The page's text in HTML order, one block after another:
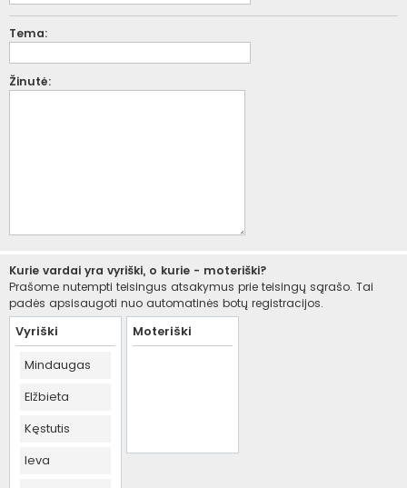
Tema:
Žinutė:
Kurie vardai yra vyriški, o kurie - moteriški?
Prašome nutempti teisingus atsakymus prie teisingų sąrašo. Tai
padės apsisaugoti nuo automatinės botų registracijos.
Vyriški
Mindaugas
Elžbieta
Kęstutis
Ieva
Moteriški